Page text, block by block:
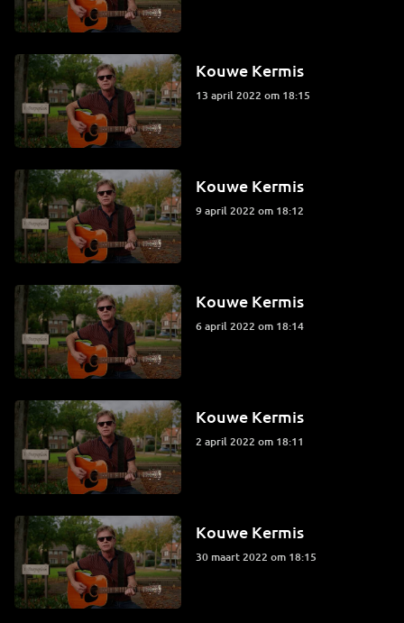
Kouwe Kermis
13 april 2022 om 18:15
Kouwe Kermis
9 april 2022 om 18:12
Kouwe Kermis
6 april 2022 om 18:14
Kouwe Kermis
2 april 2022 om 18:11
Kouwe Kermis
30 maart 2022 om 18:15